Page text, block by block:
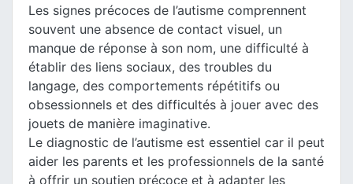
Les signes précoces de l’autisme comprennent
souvent une absence de contact visuel, un
manque de réponse à son nom, une difficulté à
établir des liens sociaux, des troubles du
langage, des comportements répétitifs ou
obsessionnels et des difficultés à jouer avec des
jouets de manière imaginative.
Le diagnostic de l’autisme est essentiel car il peut
aider les parents et les professionnels de la santé
à offrir un soutien précoce et à adapter les